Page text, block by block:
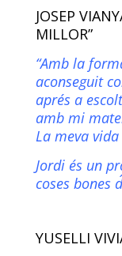
JOSEP
MILLOR”
“Amb la
aconseguit
aprés a
amb mi
La meva
Jordi és un
coses bones
YUSELLI